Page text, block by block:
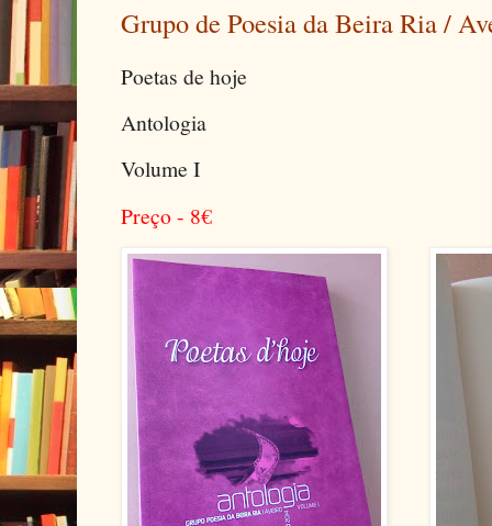
Grupo de Poesia da Beira Ria /
Poetas de hoje
Antologia
Volume I
Preço - 8€